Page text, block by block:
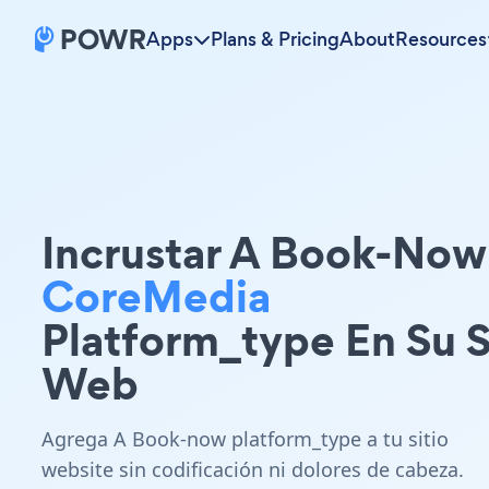
Apps Plans & PricingAboutResources
Incrustar A Book-Now
CoreMedia
Platform_type En Su
Web
Agrega A Book-now platform_type a tu sitio
website sin codificación ni dolores de cabeza.